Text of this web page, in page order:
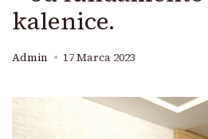
kalenice.
Admin 17 Marca 2023